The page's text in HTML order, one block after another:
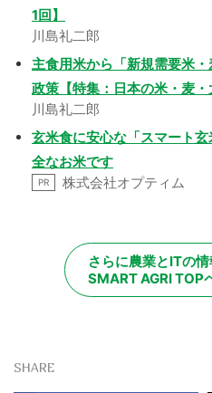
1回】
川島礼二郎
主食用米から「新規需要米
政策【特集：日本の米・麦・
川島礼二郎
玄米食に安心な「スマート
全なお米です
PR 株式会社オプティム
さらに農業とITの
SMART AGRI TOP
SHARE